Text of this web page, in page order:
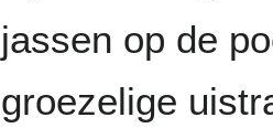
jassen op de
groezelige